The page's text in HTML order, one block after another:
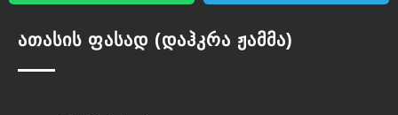
ათასის ფასად (დაჰკრა ჟამმა)